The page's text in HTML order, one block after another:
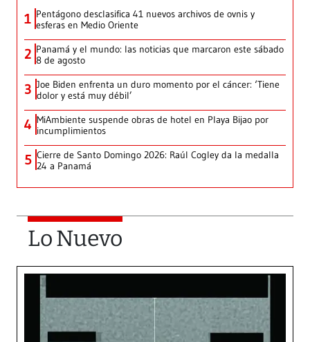
1 Pentágono desclasifica 41 nuevos archivos de ovnis y
esferas en Medio Oriente
2 Panamá y el mundo: las noticias que marcaron este sábado
8 de agosto
3 Joe Biden enfrenta un duro momento por el cáncer: ‘Tiene
dolor y está muy débil’
4 MiAmbiente suspende obras de hotel en Playa Bijao por
incumplimientos
5 Cierre de Santo Domingo 2026: Raúl Cogley da la medalla
24 a Panamá
Lo Nuevo